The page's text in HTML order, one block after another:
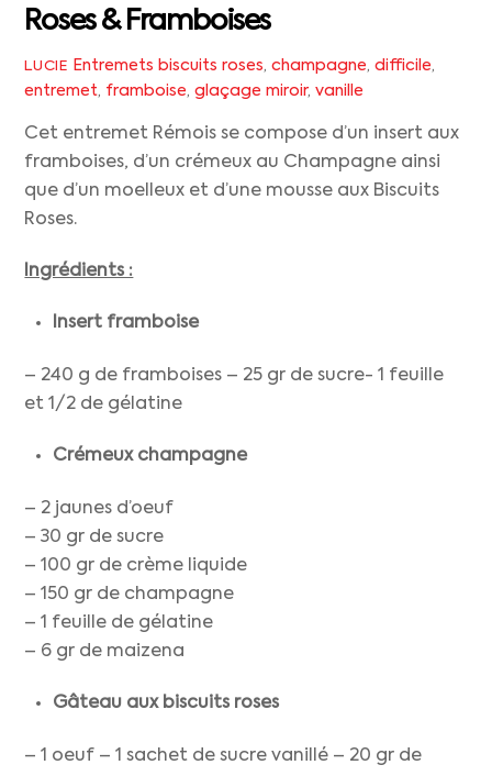
Roses & Framboises
LUCIE Entremets biscuits roses, champagne, difficile,
entremet, framboise,glaçage miroir,vanille
Cet entremet Rémois se compose d’un insert aux
framboises, d’un crémeux au Champagne ainsi
que d’un moelleux et d’une mousse aux Biscuits
Roses.
Ingrédients :
Insert framboise
– 240 g de framboises – 25 gr de sucre- 1 feuille
et 1/2 de gélatine
Crémeux champagne
– 2 jaunes d’oeuf
– 30 gr de sucre
– 100 gr de crème liquide
– 150 gr de champagne
– 1 feuille de gélatine
– 6 gr de maizena
Gâteau aux biscuits roses
– 1 oeuf – 1 sachet de sucre vanillé – 20 gr de